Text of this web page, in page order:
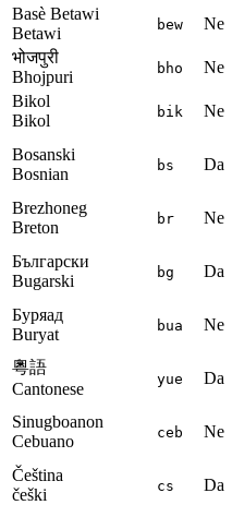
Basè Betawi
Betawi
bew Ne
भोजपुरी
Bhojpuri
bho Ne
Bikol
Bikol
bik Ne
Bosanski
Bosnian
bs Da
Brezhoneg
Breton
br Ne
Български
Bugarski
bg Da
Буряад
Buryat
bua Ne
粵語
Cantonese
yue Da
Sinugboanon
Cebuano
ceb Ne
Čeština
češki
cs Da